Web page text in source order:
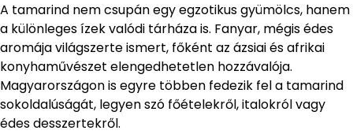
A tamarind nem csupán egy egzotikus gyümölcs, hanem
a különleges ízek valódi tárháza is. Fanyar, mégis édes
aromája világszerte ismert, főként az ázsiai és afrikai
konyhaművészet elengedhetetlen hozzávalója.
Magyarországon is egyre többen fedezik fel a tamarind
sokoldalúságát, legyen szó főételekről, italokról vagy
édes desszertekről.